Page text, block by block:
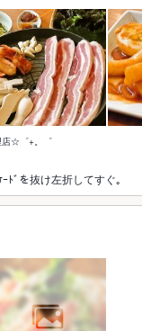
店☆゜+。゜
ﾄﾞを抜け左折してすぐ｡